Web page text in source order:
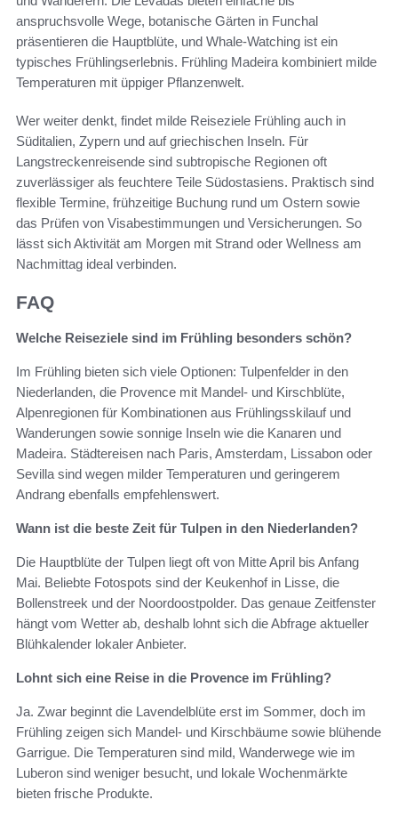
anspruchsvolle Wege, botanische Gärten in Funchal
präsentieren die Hauptblüte, und Whale-Watching ist ein
typisches Frühlingserlebnis. Frühling Madeira kombiniert milde
Temperaturen mit üppiger Pflanzenwelt.
Wer weiter denkt, findet milde Reiseziele Frühling auch in
Süditalien, Zypern und auf griechischen Inseln. Für
Langstreckenreisende sind subtropische Regionen oft
zuverlässiger als feuchtere Teile Südostasiens. Praktisch sind
flexible Termine, frühzeitige Buchung rund um Ostern sowie
das Prüfen von Visabestimmungen und Versicherungen. So
lässt sich Aktivität am Morgen mit Strand oder Wellness am
Nachmittag ideal verbinden.
FAQ
Welche Reiseziele sind im Frühling besonders schön?
Im Frühling bieten sich viele Optionen: Tulpenfelder in den
Niederlanden, die Provence mit Mandel- und Kirschblüte,
Alpenregionen für Kombinationen aus Frühlingsskilauf und
Wanderungen sowie sonnige Inseln wie die Kanaren und
Madeira. Städtereisen nach Paris, Amsterdam, Lissabon oder
Sevilla sind wegen milder Temperaturen und geringerem
Andrang ebenfalls empfehlenswert.
Wann ist die beste Zeit für Tulpen in den Niederlanden?
Die Hauptblüte der Tulpen liegt oft von Mitte April bis Anfang
Mai. Beliebte Fotospots sind der Keukenhof in Lisse, die
Bollenstreek und der Noordoostpolder. Das genaue Zeitfenster
hängt vom Wetter ab, deshalb lohnt sich die Abfrage aktueller
Blühkalender lokaler Anbieter.
Lohnt sich eine Reise in die Provence im Frühling?
Ja. Zwar beginnt die Lavendelblüte erst im Sommer, doch im
Frühling zeigen sich Mandel- und Kirschbäume sowie blühende
Garrigue. Die Temperaturen sind mild, Wanderwege wie im
Luberon sind weniger besucht, und lokale Wochenmärkte
bieten frische Produkte.